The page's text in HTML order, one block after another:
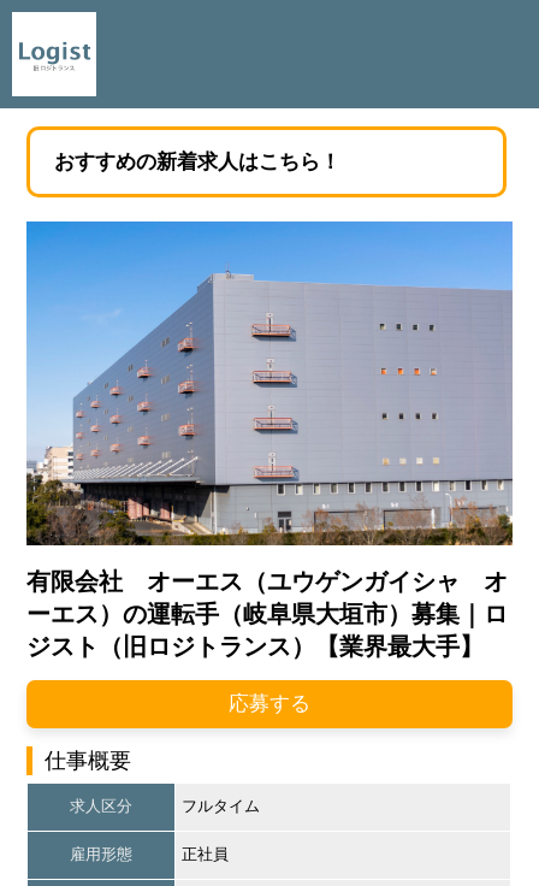
おすすめの新着求人はこちら！
有限会社 オーエス（ユウゲンガイシャ オ
ーエス）の運転手（岐阜県大垣市）募集｜ロ
ジスト（旧ロジトランス）【業界最大手】
応募する
仕事概要
求人区分 フルタイム
雇用形態 正社員